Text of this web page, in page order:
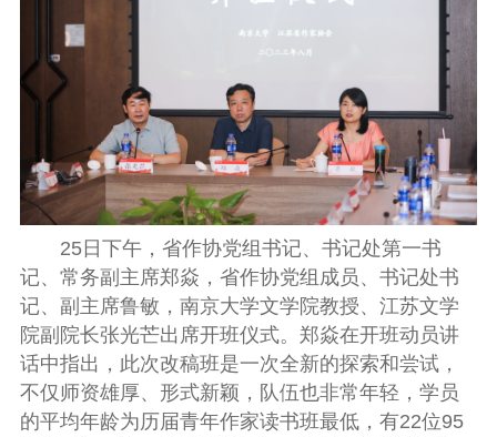
25日下午，省作协党组书记、书记处第一书
记、常务副主席郑焱，省作协党组成员、书记处书
记、副主席鲁敏，南京大学文学院教授、江苏文学
院副院长张光芒出席开班仪式。郑焱在开班动员讲
话中指出，此次改稿班是一次全新的探索和尝试，
不仅师资雄厚、形式新颖，队伍也非常年轻，学员
的平均年龄为历届青年作家读书班最低，有22位95